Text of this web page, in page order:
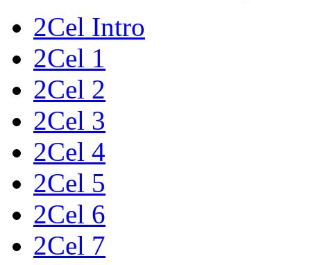
2Cel Intro
2Cel 1
2Cel 2
2Cel 3
2Cel 4
2Cel 5
2Cel 6
2Cel 7